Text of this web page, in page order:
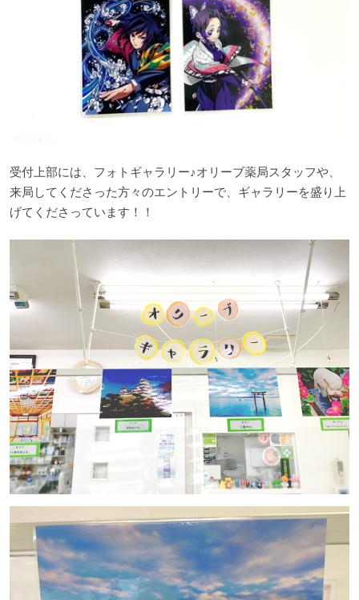
受付上部には、フォトギャラリー♪オリーブ薬局スタッフや、
来局してくださった方々のエントリーで、ギャラリーを盛り上
げてくださっています！！